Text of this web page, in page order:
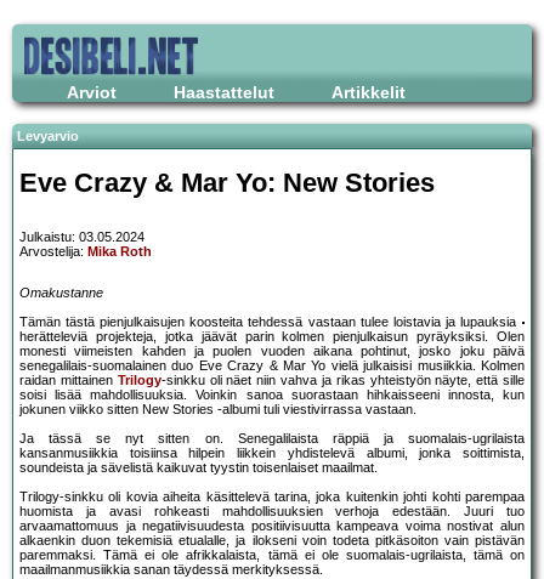
Arviot Haastattelut Artikkelit
Levyarvio
Eve Crazy & Mar Yo: New Stories
Julkaistu: 03.05.2024
Arvostelija: Mika Roth
Omakustanne
Tämän tästä pienjulkaisujen koosteita tehdessä vastaan tulee loistavia ja lupauksia
herätteleviä projekteja, jotka jäävät parin kolmen pienjulkaisun pyräyksiksi. Olen
monesti viimeisten kahden ja puolen vuoden aikana pohtinut, josko joku päivä
senegalilais-suomalainen duo Eve Crazy & Mar Yo vielä julkaisisi musiikkia. Kolmen
raidan mittainen Trilogy-sinkku oli näet niin vahva ja rikas yhteistyön näyte, että sille
soisi lisää mahdollisuuksia. Voinkin sanoa suorastaan hihkaisseeni innosta, kun
jokunen viikko sitten New Stories -albumi tuli viestivirrassa vastaan.
Ja tässä se nyt sitten on. Senegalilaista räppiä ja suomalais-ugrilaista
kansanmusiikkia toisiinsa hilpein liikkein yhdistelevä albumi, jonka soittimista,
soundeista ja sävelistä kaikuvat tyystin toisenlaiset maailmat.
Trilogy-sinkku oli kovia aiheita käsittelevä tarina, joka kuitenkin johti kohti parempaa
huomista ja avasi rohkeasti mahdollisuuksien verhoja edestään. Juuri tuo
arvaamattomuus ja negatiivisuudesta positiivisuutta kampeava voima nostivat alun
alkaenkin duon tekemisiä etualalle, ja ilokseni voin todeta pitkäsoiton vain pistävän
paremmaksi. Tämä ei ole afrikkalaista, tämä ei ole suomalais-ugrilaista, tämä on
maailmanmusiikkia sanan täydessä merkityksessä.